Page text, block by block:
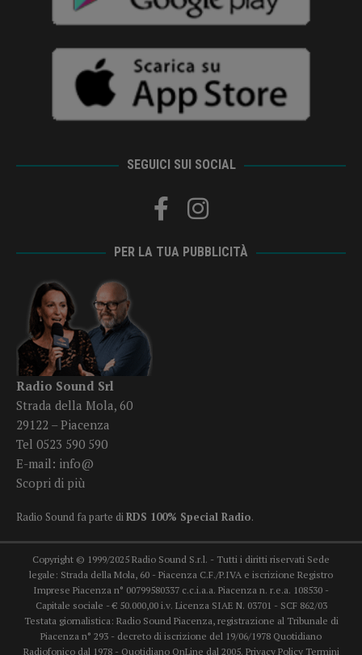
SEGUICI SUI SOCIAL
PER LA TUA PUBBLICITÀ
Radio Sound Srl
Strada della Mola, 60
29122 – Piacenza
Tel 0523 590 590
E-mail: info@
Scopri di più
Radio Sound fa parte diRDS 100% Special Radio.
Copyright © 1999/2025 Radio Sound S.r.l. - Tutti i diritti riservati Sede
legale: Strada della Mola, 60 - Piacenza C.F./P.IVA e iscrizione Registro
Imprese Piacenza n° 00799580337 c.c.i.a.a. Piacenza n. r.e.a. 108530 -
Capitale sociale - € 50.000,00 i.v. Licenza SIAE N. 03701 - SCF 862/03
Testata giornalistica: Radio Sound Piacenza, registrazione al Tribunale di
Piacenza n° 293 - decreto di iscrizione del 19/06/1978 Quotidiano
Radiofonico dal 1978 - Quotidiano OnLine dal 2005. Privacy Policy Termini